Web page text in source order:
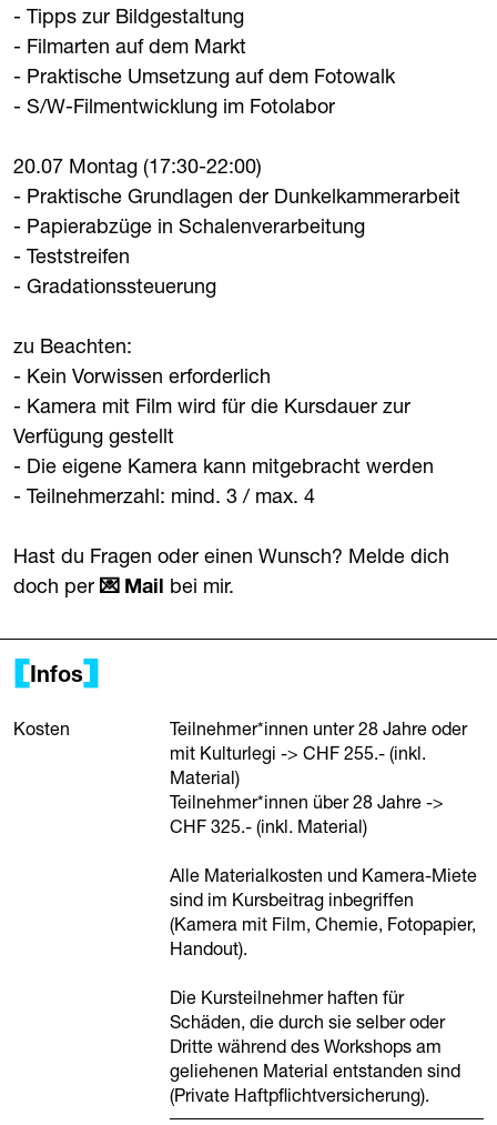
- Tipps zur Bildgestaltung
- Filmarten auf dem Markt
- Praktische Umsetzung auf dem Fotowalk
- S/W-Filmentwicklung im Fotolabor
20.07 Montag (17:30-22:00)
- Praktische Grundlagen der Dunkelkammerarbeit
- Papierabzüge in Schalenverarbeitung
- Teststreifen
- Gradationssteuerung
zu Beachten:
- Kein Vorwissen erforderlich
- Kamera mit Film wird für die Kursdauer zur
Verfügung gestellt
- Die eigene Kamera kann mitgebracht werden
- Teilnehmerzahl: mind. 3 / max. 4
Hast du Fragen oder einen Wunsch? Melde dich
doch per
Mail bei mir.
Infos
Kosten
Teilnehmer*innen unter 28 Jahre oder
mit Kulturlegi -> CHF 255.- (inkl.
Material)
Teilnehmer*innen über 28 Jahre ->
CHF 325.- (inkl. Material)
Alle Materialkosten und Kamera-Miete
sind im Kursbeitrag inbegriffen
(Kamera mit Film, Chemie, Fotopapier,
Handout).
Die Kursteilnehmer haften für
Schäden, die durch sie selber oder
Dritte während des Workshops am
geliehenen Material entstanden sind
(Private Haftpflichtversicherung).